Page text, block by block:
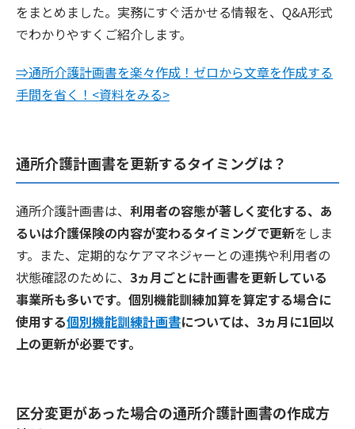
をまとめました。実務にすぐ活かせる情報を、Q&A形式
でわかりやすくご紹介します。
⇒通所介護計画書を楽々作成！ゼロから文章を作成する
手間を省く！<資料をみる>
通所介護計画書を更新するタイミングは？
通所介護計画書は、 利用者の容態が著しく変化する、あ
るいは介護保険の内容が変わるタイミングで更新をしま
す。また、定期的なケアマネジャーとの連携や利用者の
状態確認のために、 3ヵ月ごとに計画書を更新している
事業所も多いです。個別機能訓練加算を算定する場合に
使用する個別機能訓練計画書については、3ヵ月に1回以
上の更新が必要です。
区分変更があった場合の通所介護計画書の作成方